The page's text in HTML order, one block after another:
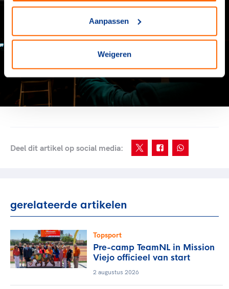
Aanpassen
Weigeren
Deel dit artikel op social media:
gerelateerde artikelen
Topsport
Pre-camp TeamNL in Mission
Viejo officieel van start
2 augustus 2026